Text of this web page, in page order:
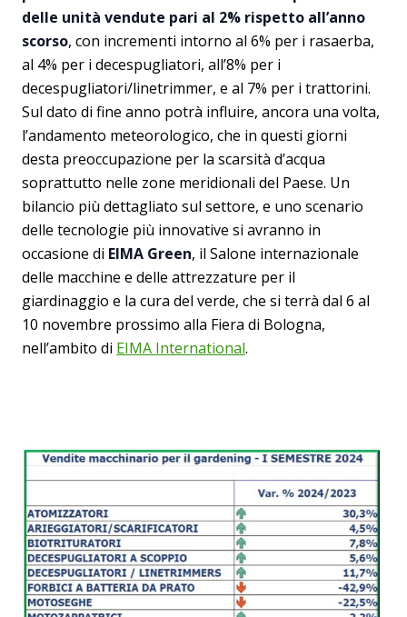
delle unità vendute pari al 2% rispetto all’anno
scorso, con incrementi intorno al 6% per i rasaerba,
al 4% per i decespugliatori, all’8% per i
decespugliatori/linetrimmer, e al 7% per i trattorini.
Sul dato di fine anno potrà influire, ancora una volta,
l’andamento meteorologico, che in questi giorni
desta preoccupazione per la scarsità d’acqua
soprattutto nelle zone meridionali del Paese. Un
bilancio più dettagliato sul settore, e uno scenario
delle tecnologie più innovative si avranno in
occasione di EIMA Green, il Salone internazionale
delle macchine e delle attrezzature per il
giardinaggio e la cura del verde, che si terrà dal 6 al
10 novembre prossimo alla Fiera di Bologna,
nell’ambito di EIMA International.